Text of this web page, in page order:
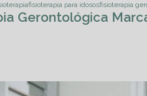
fisioterapia para idososfisioterapia
Gerontológica